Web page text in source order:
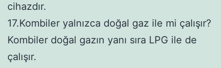
cihazdır.
17.Kombiler yalnızca doğal gaz ile mi çalışır?
Kombiler doğal gazın yanı sıra LPG ile de
çalışır.